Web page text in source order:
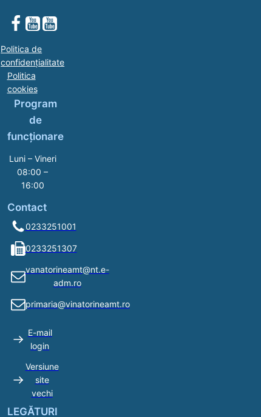
Politica de
confidențialitate
Politica
cookies
Program
de
funcționare
Luni – Vineri
08:00 –
16:00
Contact
0233251001
0233251307
vanatorineamt@nt.e-
adm.ro
primaria@vinatorineamt.ro
E-mail
login
Versiune
site
vechi
LEGĂTURI